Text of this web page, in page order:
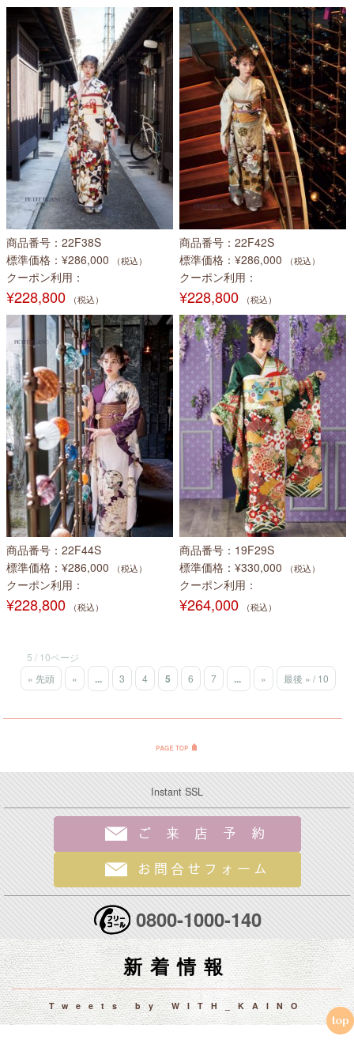
商品番号
22F38S
標準価格
¥286,000 （税込）
クーポン利用
¥228,800 （税込）
商品番号
22F42S
標準価格
¥286,000 （税込）
クーポン利用
¥228,800 （税込）
商品番号
22F44S
標準価格
¥286,000 （税込）
クーポン利用
¥228,800 （税込）
商品番号
19F29S
標準価格
¥330,000 （税込）
クーポン利用
¥264,000 （税込）
5 / 10ページ
« 先頭
« ... 3 4 5 6 7 ... » 最後 » / 10
Instant SSL
0800-1000-140
新着情報
Tweets by WITH_KAINO